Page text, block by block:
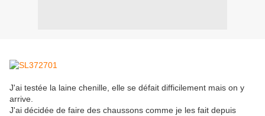
J'ai testée la laine chenille, elle se défait difficilement mais on y
arrive.
J'ai décidée de faire des chaussons comme je les fait depuis